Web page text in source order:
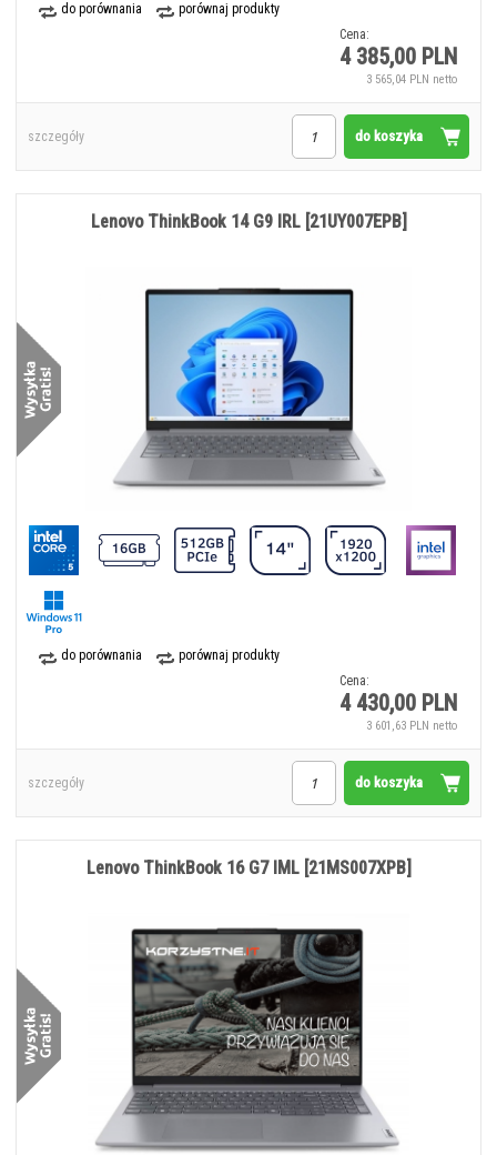
do porównania
porównaj produkty
Cena:
4 385,00 PLN
3 565,04 PLN netto
do koszyka
szczegóły
do porównania
porównaj produkty
Cena:
4 430,00 PLN
3 601,63 PLN netto
Lenovo ThinkBook 14 G9 IRL [21UY007EPB]
do koszyka
szczegóły
Lenovo ThinkBook 16 G7 IML [21MS007XPB]